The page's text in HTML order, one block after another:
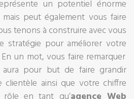
un potentiel énorme
peut également vous faire
tenons à construire avec vous
stratégie pour améliorer votre
En un mot, vous faire remarquer
pour but de faire grandir
clientèle ainsi que votre chiffre